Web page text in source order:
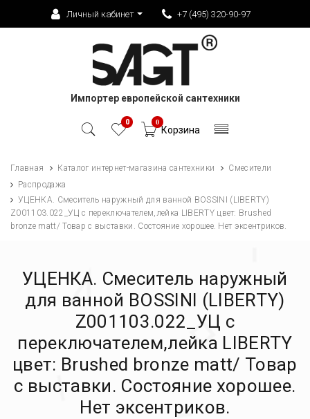
Личный кабинет +7 (495) 320-90-97
Импортер европейской сантехники
0 0
Корзина
Главная Каталог интернет-магазина сантехники
Смесители
Распродажа
УЦЕНКА. Смеситель наружный для ванной BOSSINI (LIBERTY)
Z001103.022_УЦ с переключателем,лейка LIBERTY цвет: Brushed
bronze matt/ Товар с выставки. Состояние хорошее. Нет эксентриков.
УЦЕНКА. Смеситель наружный
для ванной BOSSINI (LIBERTY)
Z001103.022_УЦ с
переключателем,лейка LIBERTY
цвет: Brushed bronze matt/ Товар
с выставки. Состояние хорошее.
Нет эксентриков.